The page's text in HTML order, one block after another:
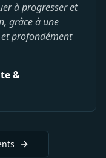
à progresser et
grâce à une
profondément
&